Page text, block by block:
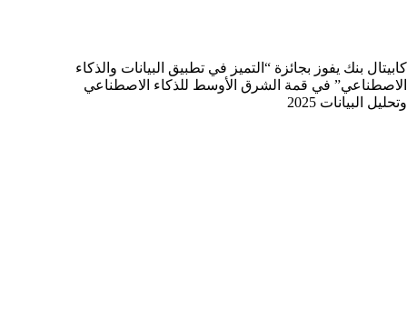
كابيتال بنك يفوز بجائزة “التميز في تطبيق البيانات والذكاء
الاصطناعي” في قمة الشرق الأوسط للذكاء الاصطناعي
وتحليل البيانات 2025